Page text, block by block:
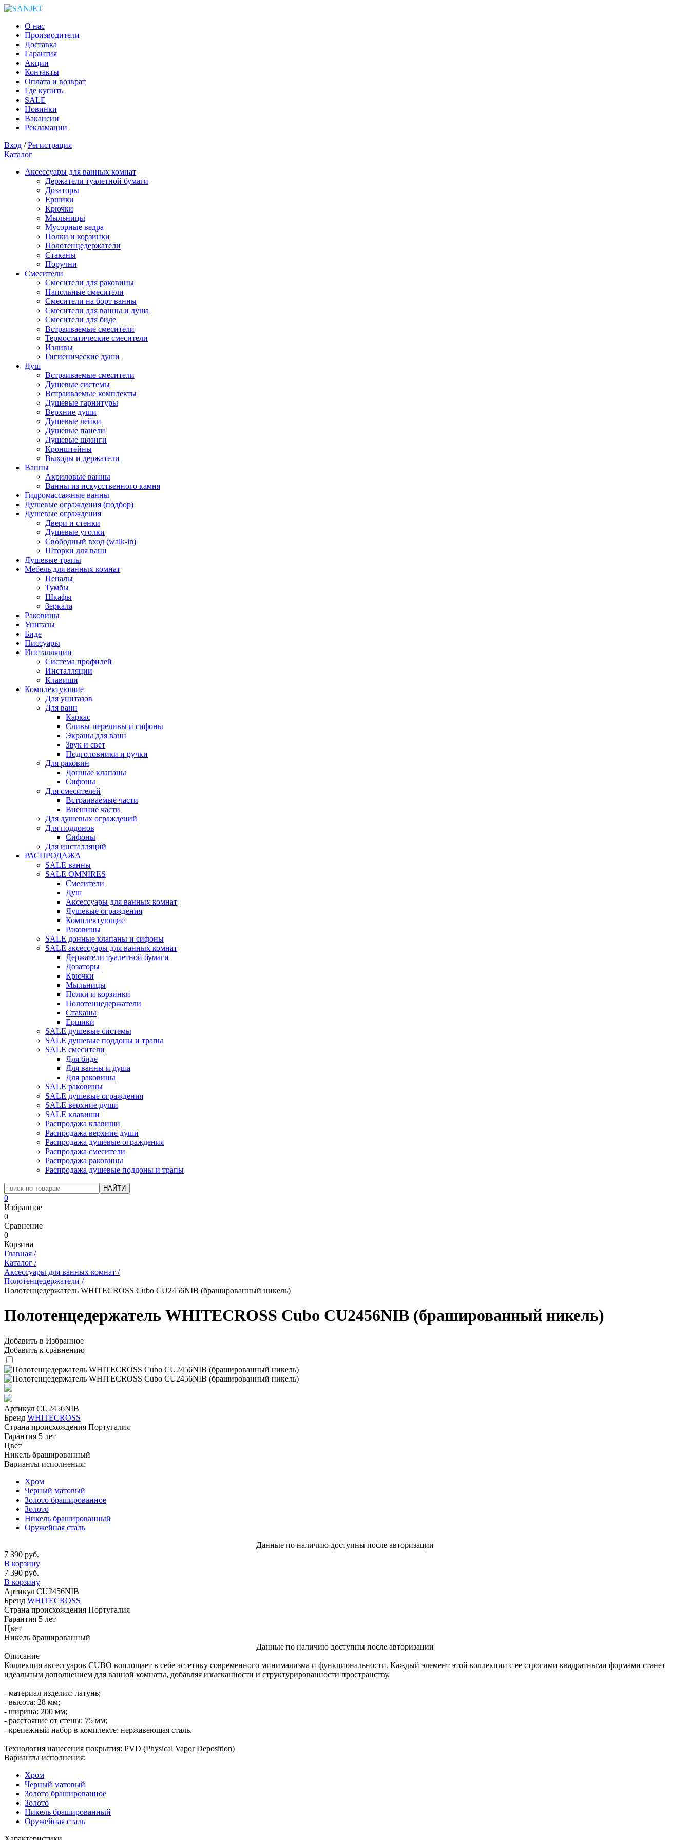
О нас
Производители
Доставка
Гарантия
Акции
Контакты
Оплата и возврат
Где купить
SALE
Новинки
Вакансии
Рекламации
Вход /Регистрация
Каталог
Аксессуары для ванных комнат
Держатели туалетной бумаги
Дозаторы
Ершики
Крючки
Мыльницы
Мусорные ведра
Полки и корзинки
Полотенцедержатели
Стаканы
Поручни
Смесители
Смесители для раковины
Напольные смесители
Смесители на борт ванны
Смесители для ванны и душа
Смесители для биде
Встраиваемые смесители
Термостатические смесители
Изливы
Гигиенические души
Душ
Встраиваемые смесители
Душевые системы
Встраиваемые комплекты
Душевые гарнитуры
Верхние души
Душевые лейки
Душевые панели
Душевые шланги
Кронштейны
Выходы и держатели
Ванны
Акриловые ванны
Ванны из искусственного камня
Гидромассажные ванны
Душевые ограждения (подбор)
Душевые ограждения
Двери и стенки
Душевые уголки
Свободный вход (walk-in)
Шторки для ванн
Душевые трапы
Мебель для ванных комнат
Пеналы
Тумбы
Шкафы
Зеркала
Раковины
Унитазы
Биде
Писсуары
Инсталляции
Система профилей
Инсталляции
Клавиши
Комплектующие
Для унитазов
Для ванн
Каркас
Сливы-переливы и сифоны
Экраны для ванн
Звук и свет
Подголовники и ручки
Для раковин
Донные клапаны
Сифоны
Для смесителей
Встраиваемые части
Внешние части
Для душевых ограждений
Для поддонов
Сифоны
Для инсталляций
РАСПРОДАЖА
SALE ванны
SALE OMNIRES
Смесители
Душ
Аксессуары для ванных комнат
Душевые ограждения
Комплектующие
Раковины
SALE донные клапаны и сифоны
SALE аксессуары для ванных комнат
Держатели туалетной бумаги
Дозаторы
Крючки
Мыльницы
Полки и корзинки
Полотенцедержатели
Стаканы
Ершики
SALE душевые системы
SALE душевые поддоны и трапы
SALE смесители
Для биде
Для ванны и душа
Для раковины
SALE раковины
SALE душевые ограждения
SALE верхние души
SALE клавиши
Распродажа клавиши
Распродажа верхние души
Распродажа душевые ограждения
Распродажа смесители
Распродажа раковины
Распродажа душевые поддоны и трапы
0
Избранное
0
Сравнение
0
Корзина
Главная /
Каталог /
Аксессуары для ванных комнат /
Полотенцедержатели /
Полотенцедержатель WHITECROSS Cubo CU2456NIB (брашированный никель)
Полотенцедержатель WHITECROSS Cubo CU2456NIB (брашированный никель)
Добавить в Избранное
Добавить к сравнению
Артикул CU2456NIB
Бренд WHITECROSS
Страна происхождения Португалия
Гарантия 5 лет
Цвет
Никель брашированный
Варианты исполнения:
Хром
Черный матовый
Золото брашированное
Золото
Никель брашированный
Оружейная сталь
Данные по наличию доступны после авторизации
7 390 руб.
В корзину
7 390 руб.
В корзину
Артикул CU2456NIB
Бренд WHITECROSS
Страна происхождения Португалия
Гарантия 5 лет
Цвет
Никель брашированный
Данные по наличию доступны после авторизации
Описание
Коллекция аксессуаров CUBO воплощает в себе эстетику современного минимализма и функциональности. Каждый элемент этой коллекции с ее строгими квадратными формами станет
идеальным дополнением для ванной комнаты, добавляя изысканности и структурированности пространству.
- материал изделия: латунь;
- высота: 28 мм;
- ширина: 200 мм;
- расстояние от стены: 75 мм;
- крепежный набор в комплекте: нержавеющая сталь.
Технология нанесения покрытия: PVD (Physical Vapor Deposition)
Варианты исполнения:
Хром
Черный матовый
Золото брашированное
Золото
Никель брашированный
Оружейная сталь